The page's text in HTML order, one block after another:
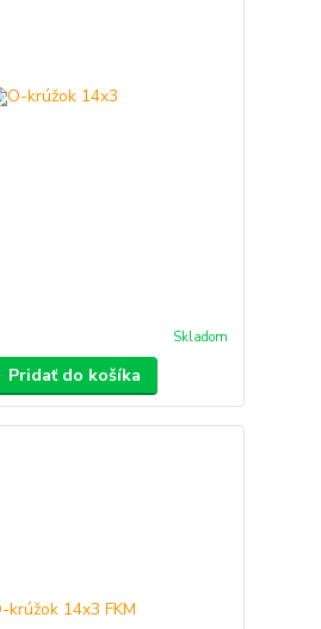
Skladom
Pridať do košíka